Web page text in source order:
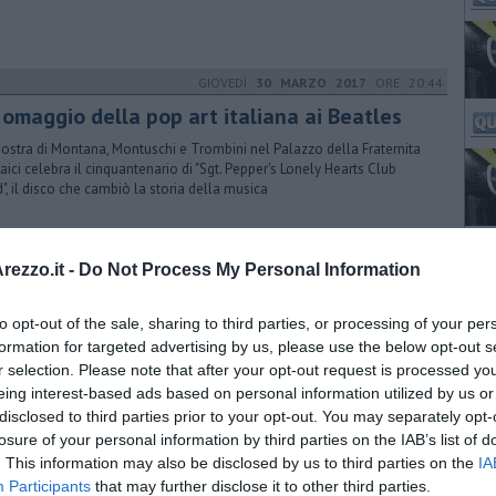
- Do Not Process My Personal Information
opt-out of the sale, sharing to third parties, or processing of your
for targeted advertising by us, please use the below opt-out
selection. Please note that after your opt-out request is processed
interest-based ads based on personal information utilized by us
to third parties prior to your opt-out. You may separately
of your personal information by third parties on the IAB’s list of
This information may also be disclosed by us to third parties on the
Participants that may further disclose it to other third parties.
GIOVEDÌ 30 MARZO 2017 ORE 20:44
omaggio della pop art italiana ai Beatles
di Montana, Montuschi e Trombini nel Palazzo della Fraternita
celebra il cinquantenario di "Sgt. Pepper's Lonely Hearts Club
il disco che cambiò la storia della musica
MARTEDÌ 24 GENNAIO 2017 ORE 15:30
libro del professore sarà presentato alla biblioteca aretina. II
sarà illustrato dal giornalista Fabio Isman
SABATO08 OTTOBRE 2016
Brown a casa di Vasari
statunitense ha annunciato la sua visita all'archivio dove sono